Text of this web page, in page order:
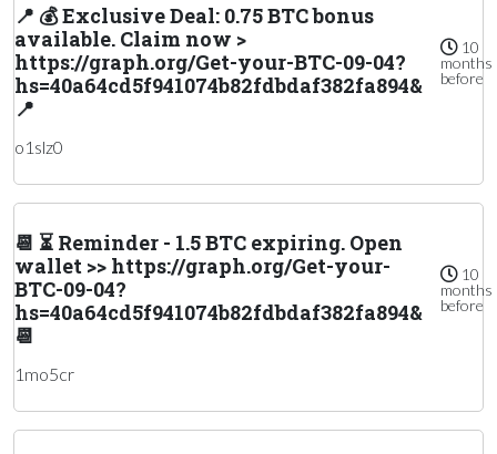
📍 💰 Exclusive Deal: 0.75 BTC bonus
available. Claim now >
https://graph.org/Get-your-BTC-09-04?
hs=40a64cd5f941074b82fdbdaf382fa894&
📍
10
months
before
o1slz0
📆 ⏳ Reminder - 1.5 BTC expiring. Open
wallet >> https://graph.org/Get-your-
BTC-09-04?
hs=40a64cd5f941074b82fdbdaf382fa894&
📆
10
months
before
1mo5cr